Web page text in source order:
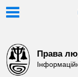
Права